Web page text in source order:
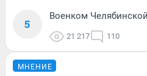
5
Военком
21 217 110
МНЕНИЕ